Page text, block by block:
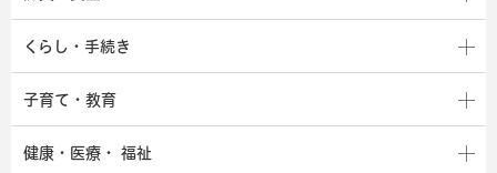
くらし・手続き
子育て・教育
健康・医療・ 福祉